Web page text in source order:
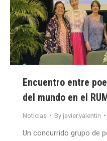
Encuentro entre
del mundo en el
Noticias By javier.valentin
Un concurrido grupo de